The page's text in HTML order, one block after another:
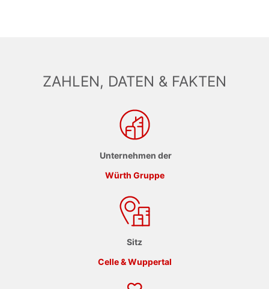
ZAHLEN, DATEN & FAKTEN
Unternehmen der
Würth Gruppe
Sitz
Celle & Wuppertal